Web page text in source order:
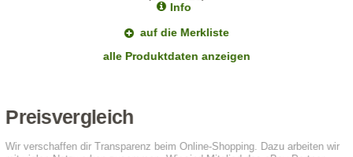
Info
auf die Merkliste
alle Produktdaten anzeigen
Preisvergleich
Wir verschaffen dir Transparenz beim Online-Shopping. Dazu arbeiten wir